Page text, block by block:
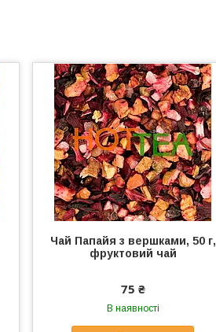
Чай Папайя з вершками, 50 г,
фруктовий чай
75 ₴
В наявності